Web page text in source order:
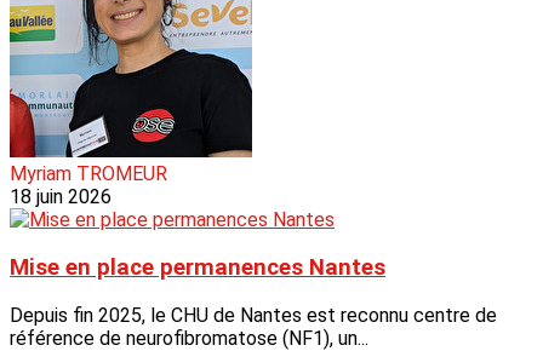
Myriam TROMEUR
18 juin 2026
Mise en place permanences Nantes
Depuis fin 2025, le CHU de Nantes est reconnu centre de
référence de neurofibromatose (NF1), un...